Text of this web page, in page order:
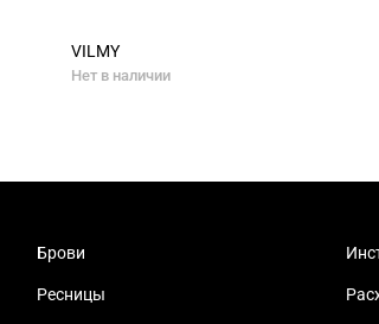
VILMY
Нет в наличии
Брови
Ресницы